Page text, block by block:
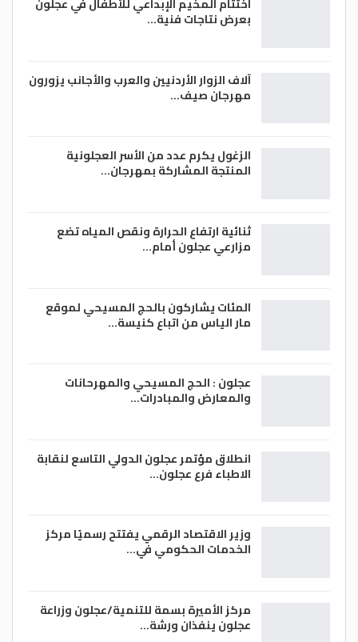
بعرض نتاجات فنية…
آلاف الزوار الأردنيين والعرب والأجانب يزورون
مهرجان صيف…
الزغول يكرم عدد من الأسر العجلونية
المنتجة المشاركة بمهرجان…
ثنائية ارتفاع الحرارة ونقص المياه تضع
مزارعي عجلون أمام…
المئات يشاركون بالحج المسيحي لموقع
مار الياس من اتباع كنيسة…
عجلون : الحج المسيحي والمهرحانات
والمعارض والمبادرات…
انطلاق مؤتمر عجلون الدولي التاسع لنقابة
الاطباء فرع عجلون…
وزير الاقتصاد الرقمي يفتتح رسميًا مركز
الخدمات الحكومي في…
مركز الأميرة بسمة للتنمية/عجلون وزراعة
عجلون ينفذان ورشة…